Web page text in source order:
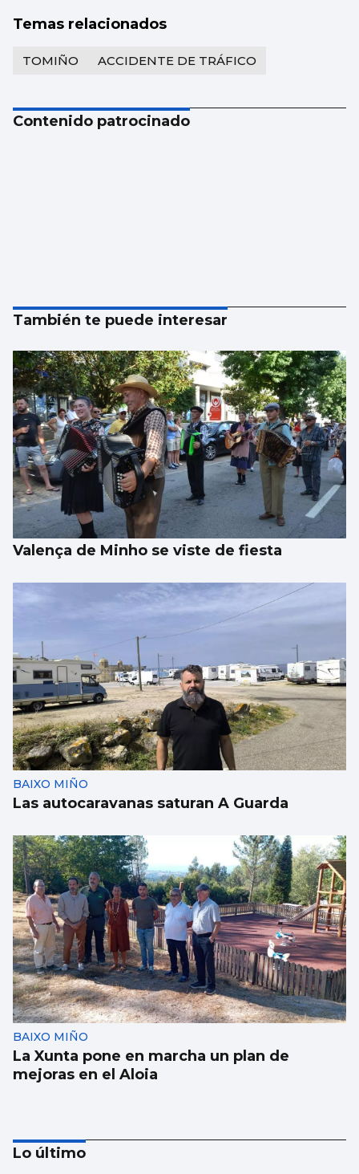
Temas relacionados
TOMIÑO ACCIDENTE DE TRÁFICO
Contenido patrocinado
También te puede interesar
Valença de Minho se viste de fiesta
BAIXO MIÑO
Las autocaravanas saturan A Guarda
BAIXO MIÑO
La Xunta pone en marcha un plan de
mejoras en el Aloia
Lo último